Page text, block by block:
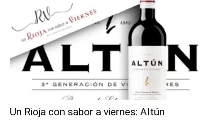
Un Rioja con sabor a viernes: Altún